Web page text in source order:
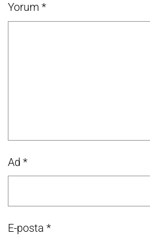
Yorum *
Ad *
E-posta *